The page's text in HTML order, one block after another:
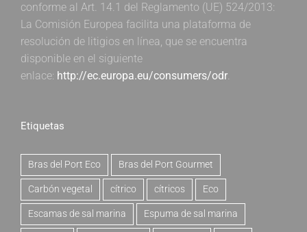
conforme al Art. 14.1 del Reglamento (UE) 524/2013:
La Comisión Europea facilita una plataforma de
resolución de litigios en línea, que se encuentra
disponible en el siguiente
enlace: http://ec.europa.eu/consumers/odr.
Etiquetas
Bras del Port Eco Bras del Port Gourmet
Carbón vegetal cítrico cítricos Eco
Escamas de sal marina Espuma de sal marina